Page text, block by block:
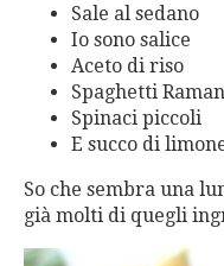
Sale al sedano
Io sono salice
Aceto di riso
Spaghetti Raman
Spinaci piccoli
E succo di
So che sembra una
già molti di quegli